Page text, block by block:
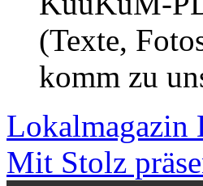
(Texte,
komm zu
Lokalmagazin
Mit Stolz